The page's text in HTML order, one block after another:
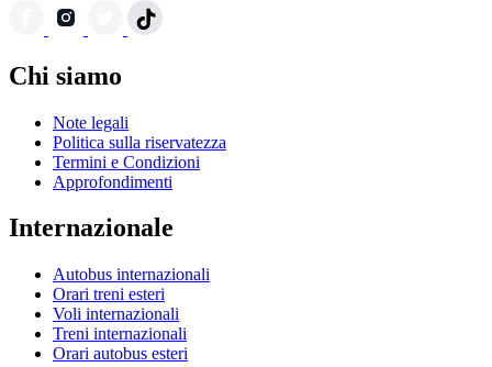
Chi siamo
Note legali
Politica sulla riservatezza
Termini e Condizioni
Approfondimenti
Internazionale
Autobus internazionali
Orari treni esteri
Voli internazionali
Treni internazionali
Orari autobus esteri